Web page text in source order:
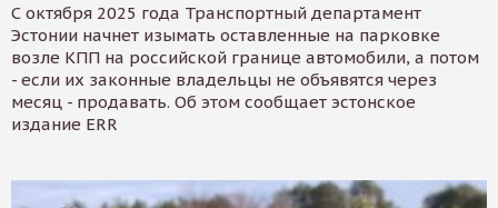
С октября 2025 года Транспортный департамент
Эстонии начнет изымать оставленные на парковке
возле КПП на российской границе автомобили, а потом
- если их законные владельцы не объявятся через
месяц - продавать. Об этом сообщает эстонское
издание ERR